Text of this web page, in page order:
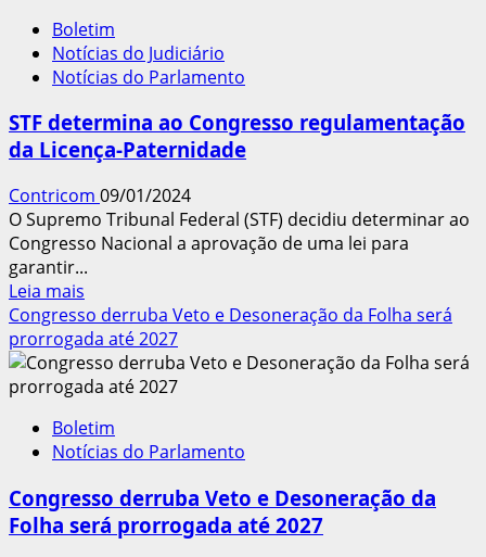
de
Trabalho
deve
à
Pauta
Senado
em
2024
Boletim
Notícias do Judiciário
Notícias do Parlamento
STF determina ao Congresso regulamentação
da Licença-Paternidade
Contricom 09/01/2024
O Supremo Tribunal Federal (STF) decidiu determinar ao
Congresso Nacional a aprovação de uma lei para
garantir...
Leia mais
mais
sobre
STF
determina
Congresso
regulamentação
Licença-
Paternidade
Congresso derruba Veto e Desoneração da Folha será
prorrogada até 2027
Boletim
Notícias do Parlamento
Congresso derruba Veto e Desoneração da
Folha será prorrogada até 2027